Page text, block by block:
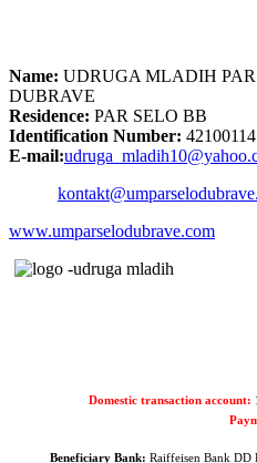
Name: UDRUGA MLADIH
DUBRAVE
Residence: PAR SELO BB
Identification Number:
E-mail:
www.umparselodubrave.com
Domestic transaction account:
Beneficiary Bank: Raiffeisen Bank DD